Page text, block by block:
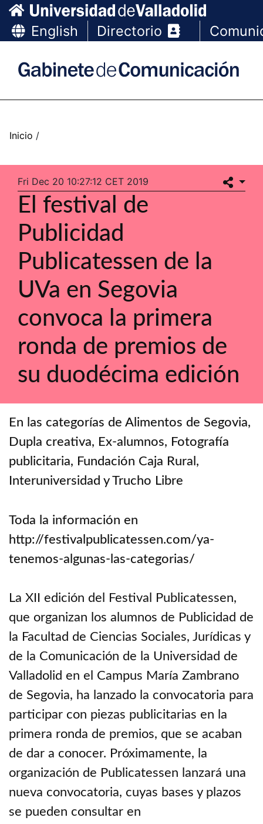
English Directorio
Fri Dec 20 10:27:12 CET 2019
El festival de
Publicidad
Publicatessen de la
UVa en Segovia
convoca la primera
ronda de premios de
su duodécima edición
En las categorías de Alimentos de Segovia,
Dupla creativa, Ex-alumnos, Fotografía
publicitaria, Fundación Caja Rural,
Interuniversidad y Trucho Libre
Toda la información en
http://festivalpublicatessen.com/ya-
tenemos-algunas-las-categorias/
La XII edición del Festival Publicatessen,
que organizan los alumnos de Publicidad de
la Facultad de Ciencias Sociales, Jurídicas y
de la Comunicación de la Universidad de
Valladolid en el Campus María Zambrano
de Segovia, ha lanzado la convocatoria para
participar con piezas publicitarias en la
primera ronda de premios, que se acaban
de dar a conocer. Próximamente, la
organización de Publicatessen lanzará una
nueva convocatoria, cuyas bases y plazos
se pueden consultar en